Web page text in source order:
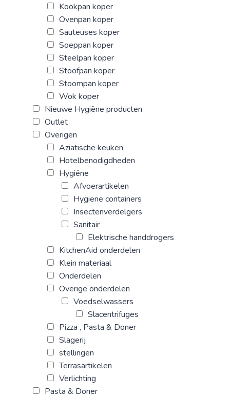
Kookpan koper
Ovenpan koper
Sauteuses koper
Soeppan koper
Steelpan koper
Stoofpan koper
Stoompan koper
Wok koper
Nieuwe Hygiëne producten
Outlet
Overigen
Aziatische keuken
Hotelbenodigdheden
Hygiëne
Afvoerartikelen
Hygiene containers
Insectenverdelgers
Sanitair
Elektrische handdrogers
KitchenAid onderdelen
Klein materiaal
Onderdelen
Overige onderdelen
Voedselwassers
Slacentrifuges
Pizza , Pasta & Doner
Slagerij
stellingen
Terrasartikelen
Verlichting
Pasta & Doner